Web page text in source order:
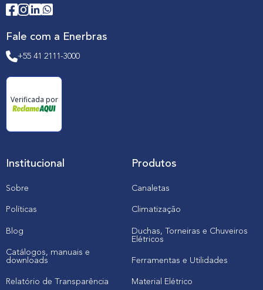
Fale com a Enerbras
+55 41 2111-3000
Verificada por
Institucional
Sobre
Políticas
Blog
Catálogos, manuais e
downloads
Relatório de Transparência
Produtos
Canaletas
Climatização
Duchas, Torneiras e Chuveiros
Elétricos
Ferramentas e Utilidades
Material Elétrico